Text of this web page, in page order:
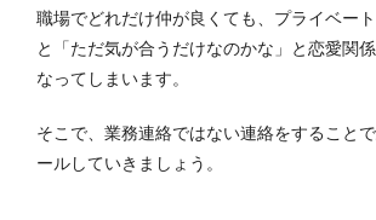
職場でどれだけ仲が良くても、プライベー
と「ただ気が合うだけなのかな」と恋愛関
なってしまいます。
そこで、業務連絡ではない連絡をすること
ールしていきましょう。